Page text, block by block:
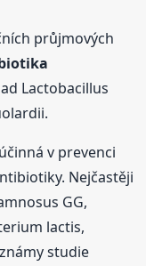
průjmových
Lactobacillus
v prevenci
Nejčastěji
GG,
lactis,
studie